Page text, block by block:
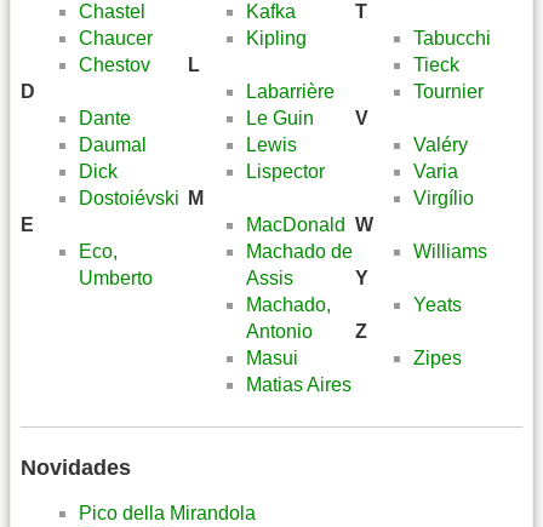
Chastel
Chaucer
Chestov
D
Dante
Daumal
Dick
Dostoiévski
E
Eco,
Umberto
Kafka
Kipling
L
Labarrière
Le Guin
Lewis
Lispector
M
MacDonald
Machado de
Assis
Machado,
Antonio
Masui
Matias Aires
T
Tabucchi
Tieck
Tournier
V
Valéry
Varia
Virgílio
W
Williams
Y
Yeats
Z
Zipes
Novidades
Pico della Mirandola